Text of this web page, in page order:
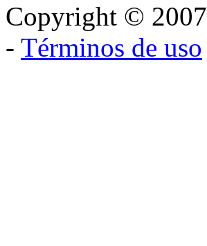
Copyright © 2007
- Términos de uso